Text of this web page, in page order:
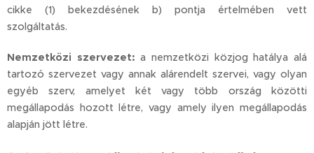
cikke (1) bekezdésének b) pontja értelmében vett
szolgáltatás.
Nemzetközi szervezet: a nemzetközi közjog hatálya alá
tartozó szervezet vagy annak alárendelt szervei, vagy olyan
egyéb szerv, amelyet két vagy több ország közötti
megállapodás hozott létre, vagy amely ilyen megállapodás
alapján jött létre.